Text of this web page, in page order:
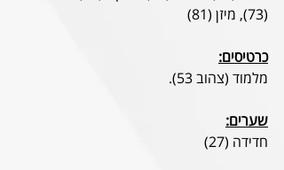
(73), מיזן (81)
כרטיסים:
מלמוד (צהוב 53).
שערים:
חדידה (27)